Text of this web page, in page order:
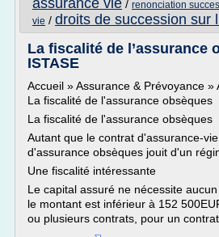
assurance vie / renonciation
vie / droits de succession sur
La fiscalité de l’assurance
ISTASE
Accueil » Assurance & Prévoyance
La fiscalité de l'assurance obsèques
La fiscalité de l'assurance obsèques
Autant que le contrat d'assurance-
d'assurance obsèques jouit d'un
Une fiscalité intéressante
Le capital assuré ne nécessite
le montant est inférieur à 152
ou plusieurs contrats, pour un